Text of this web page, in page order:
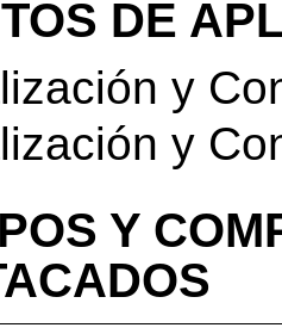
DE
y
y
Y